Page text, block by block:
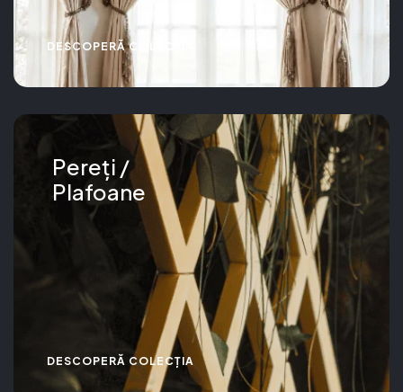
DESCOPERĂ COLECȚIA
Pereți /
Plafoane
DESCOPERĂ COLECȚIA